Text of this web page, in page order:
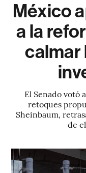
México
a la
calmar
El Senado votó
retoques
Sheinbaum,
de